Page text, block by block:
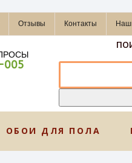
Отзывы Контакты
ОБОИ ДЛЯ ПОЛА